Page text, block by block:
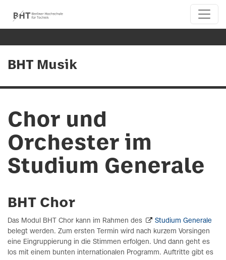
BHT Musik
Chor und
Orchester im
Studium Generale
BHT Chor
Das Modul BHT Chor kann im Rahmen des
Studium Generale
belegt werden. Zum ersten Termin wird nach kurzem Vorsingen
eine Eingruppierung in die Stimmen erfolgen. Und dann geht es
los mit einem bunten internationalen Programm. Auftritte gibt es